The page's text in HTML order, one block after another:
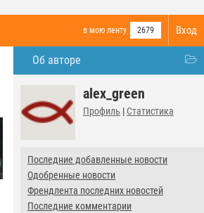
Вход
в мою ленту 2679
Об авторе
alex_green
Профиль | Статистика
Последние добавленные новости
Одобренные новости
Френдлента последних новостей
Последние комментарии